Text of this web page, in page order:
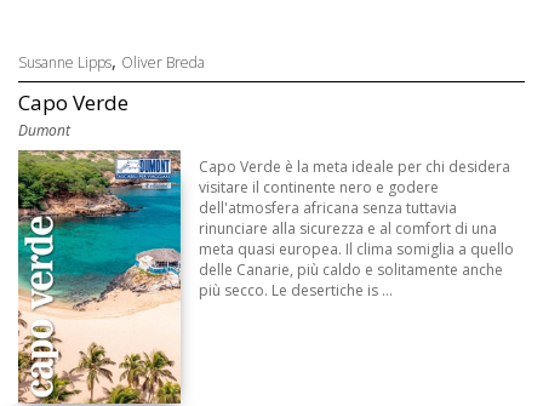
Susanne Lipps, Oliver Breda
Capo Verde
Dumont
Capo Verde è la meta ideale per chi desidera
visitare il continente nero e godere
dell'atmosfera africana senza tuttavia
rinunciare alla sicurezza e al comfort di una
meta quasi europea. Il clima somiglia a quello
delle Canarie, più caldo e solitamente anche
più secco. Le desertiche is ...